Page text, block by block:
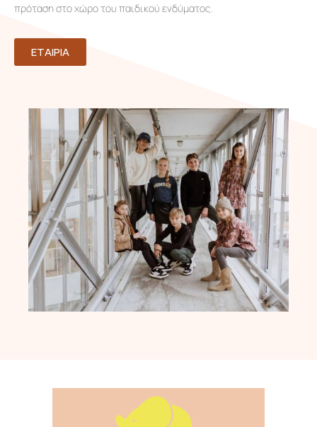
πρόταση στο χώρο του παιδικού ενδύματος.
ΕΤΑΙΡΙΑ